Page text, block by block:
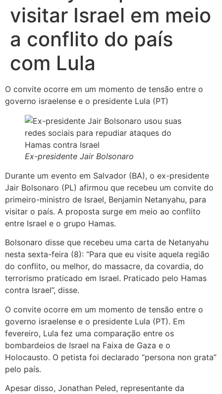
visitar Israel em meio
a conflito do país
com Lula
O convite ocorre em um momento de tensão entre o
governo israelense e o presidente Lula (PT)
Ex-presidente Jair Bolsonaro
Durante um evento em Salvador (BA), o ex-presidente
Jair Bolsonaro (PL) afirmou que recebeu um convite do
primeiro-ministro de Israel, Benjamin Netanyahu, para
visitar o país. A proposta surge em meio ao conflito
entre Israel e o grupo Hamas.
Bolsonaro disse que recebeu uma carta de Netanyahu
nesta sexta-feira (8): “Para que eu visite aquela região
do conflito, ou melhor, do massacre, da covardia, do
terrorismo praticado em Israel. Praticado pelo Hamas
contra Israel”, disse.
O convite ocorre em um momento de tensão entre o
governo israelense e o presidente Lula (PT). Em
fevereiro, Lula fez uma comparação entre os
bombardeios de Israel na Faixa de Gaza e o
Holocausto. O petista foi declarado “persona non grata”
pelo país.
Apesar disso, Jonathan Peled, representante da